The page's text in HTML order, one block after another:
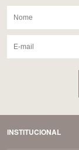
INSTITUCIONAL